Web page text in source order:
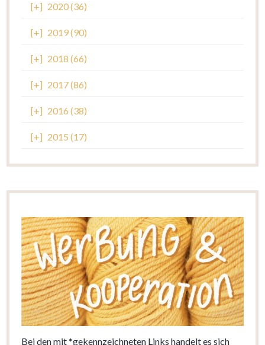
[+] 2020 (36)
[+] 2019 (90)
[+] 2018 (66)
[+] 2017 (86)
[+] 2016 (38)
[+] 2015 (17)
Bei den mit *gekennzeichneten Links handelt es sich